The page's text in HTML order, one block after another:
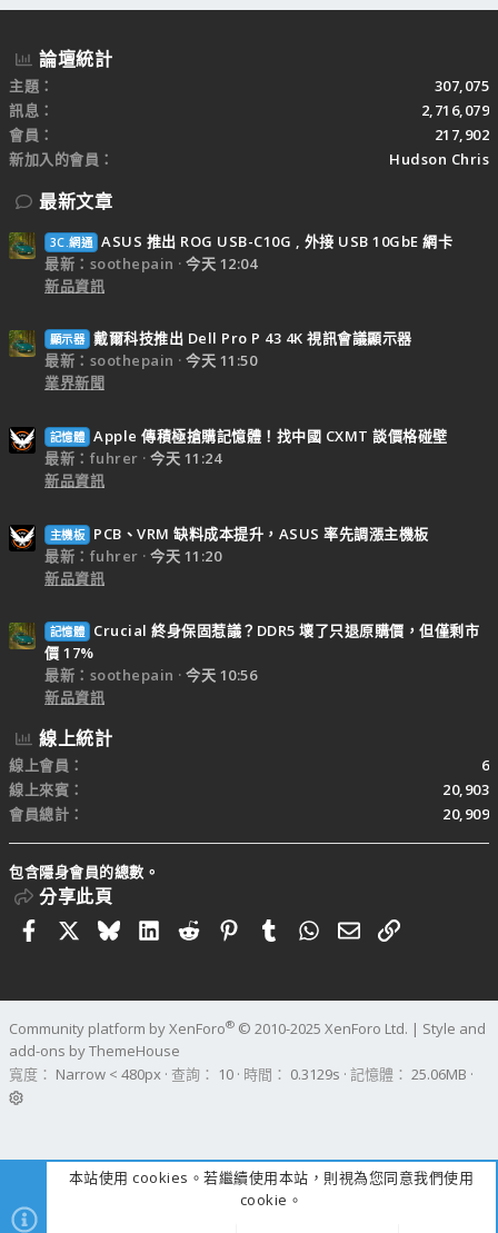
論壇統計
主題
307,075
訊息
2,716,079
會員
217,902
新加入的會員
Hudson Chris
最新文章
3C.網通 ASUS 推出 ROG USB-C10G , 外接 USB 10GbE 網卡
最新：soothepain
今天 12:04
新品資訊
顯示器 戴爾科技推出 Dell Pro P 43 4K 視訊會議顯示器
最新：soothepain
今天 11:50
業界新聞
記憶體 Apple 傳積極搶購記憶體！找中國 CXMT 談價格碰壁
最新：fuhrer
今天 11:24
新品資訊
主機板
PCB、VRM 缺料成本提升，ASUS 率先調漲主機板
最新：fuhrer
今天 11:20
新品資訊
記憶體
Crucial 終身保固惹議？DDR5 壞了只退原購價，但僅剩市
價 17%
最新：soothepain
今天 10:56
新品資訊
線上統計
線上會員
6
線上來賓
20,903
會員總計
20,909
包含隱身會員的總數。
分享此頁
FacebookBlueskyLinkedIn
RedditPinterestTumblrWhatsApp
電子郵件
連結
Community platform by XenForo® © 2010-2025 XenForo Ltd. | Style and
add-ons by ThemeHouse
寬度
查詢 10 時間 0.3129s 記憶體 25.06MB
本站使用 cookies。若繼續使用本站，則視為您同意我們使用
cookie。